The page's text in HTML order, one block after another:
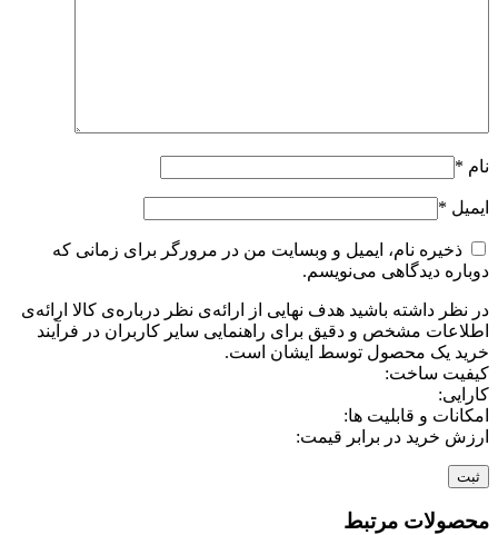
نام *
ایمیل *
ذخیره نام، ایمیل و وبسایت من در مرورگر برای زمانی که
دوباره دیدگاهی می‌نویسم.
در نظر داشته باشید هدف نهایی از ارائه‌ی نظر درباره‌ی کالا ارائه‌ی
اطلاعات مشخص و دقیق برای راهنمایی سایر کاربران در فرآیند
خرید یک محصول توسط ایشان است.
کیفیت ساخت:
کارایی:
امکانات و قابلیت ها:
ارزش خرید در برابر قیمت:
محصولات مرتبط